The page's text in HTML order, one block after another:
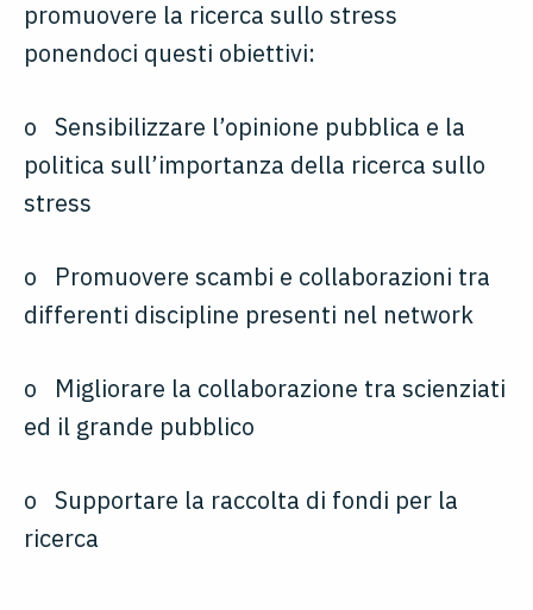
promuovere la ricerca sullo stress
ponendoci questi obiettivi:
o Sensibilizzare l’opinione pubblica e la
politica sull’importanza della ricerca sullo
stress
o Promuovere scambi e collaborazioni tra
differenti discipline presenti nel network
o Migliorare la collaborazione tra scienziati
ed il grande pubblico
o Supportare la raccolta di fondi per la
ricerca